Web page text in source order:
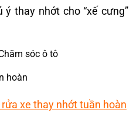
thay nhớt cho “xế cưng”
hoàn
rửa xe thay nhớt tuần hoàn